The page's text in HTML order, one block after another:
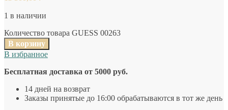
1 в наличии
Количество товара GUESS 00263
В корзину
В избранное
Бесплатная доставка от 5000 руб.
14 дней на возврат
Заказы принятые до 16:00 обрабатываются в тот же день